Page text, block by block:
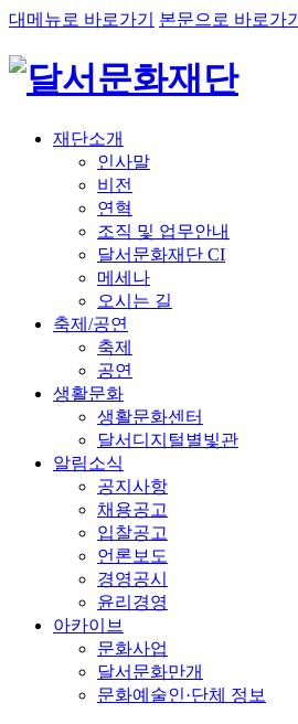
대메뉴로 바로가기 본문으로 바로가기
재단소개
인사말
비전
연혁
조직 및 업무안내
달서문화재단 CI
메세나
오시는 길
축제/공연
축제
공연
생활문화
생활문화센터
달서디지털별빛관
알림소식
공지사항
채용공고
입찰공고
언론보도
경영공시
윤리경영
아카이브
문화사업
달서문화만개
문화예술인·단체 정보